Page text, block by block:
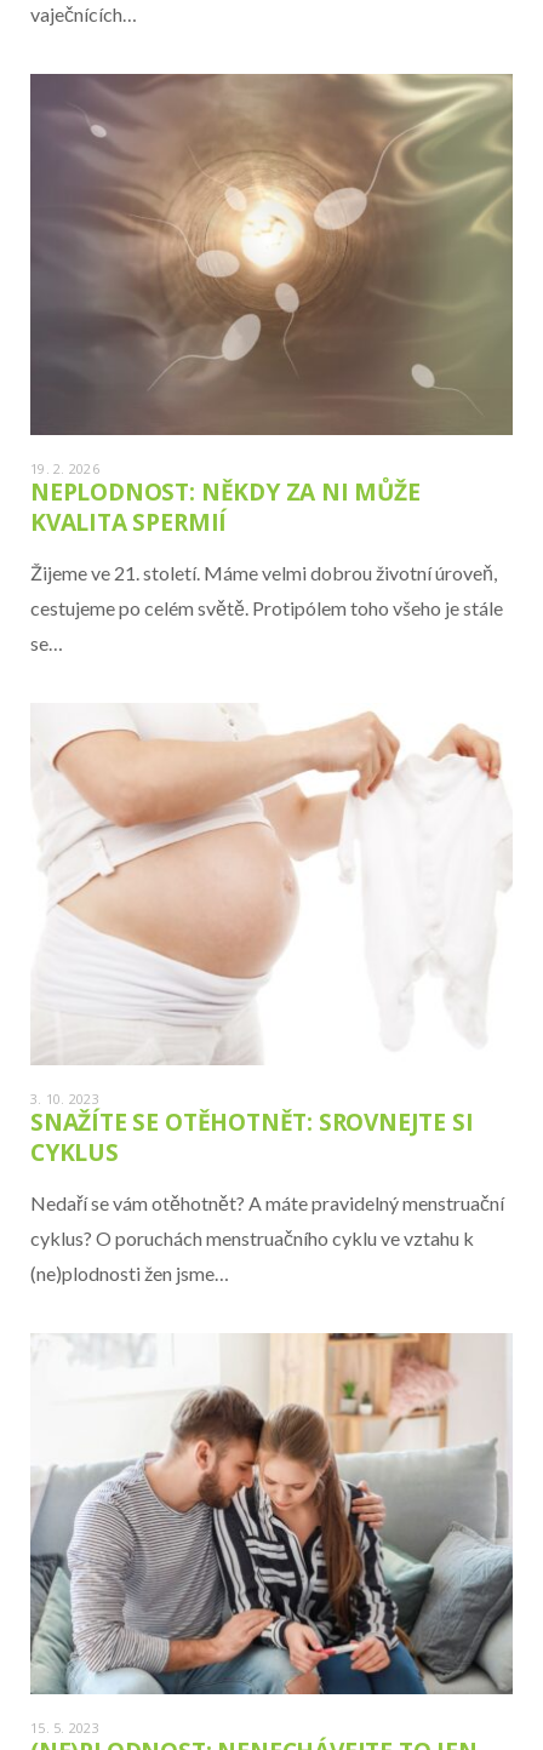
vaječnících…
19. 2. 2026
NEPLODNOST: NĚKDY ZA NI MŮŽE
KVALITA SPERMIÍ
Žijeme ve 21. století. Máme velmi dobrou životní úroveň,
cestujeme po celém světě. Protipólem toho všeho je stále
se…
3. 10. 2023
SNAŽÍTE SE OTĚHOTNĚT: SROVNEJTE SI
CYKLUS
Nedaří se vám otěhotnět? A máte pravidelný menstruační
cyklus? O poruchách menstruačního cyklu ve vztahu k
(ne)plodnosti žen jsme…
15. 5. 2023